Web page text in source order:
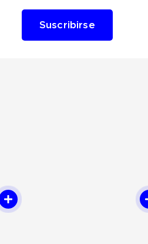
Suscribirse